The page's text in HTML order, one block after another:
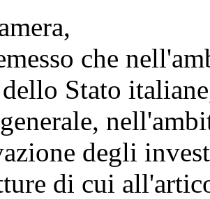
che
Stato
degli
di cui